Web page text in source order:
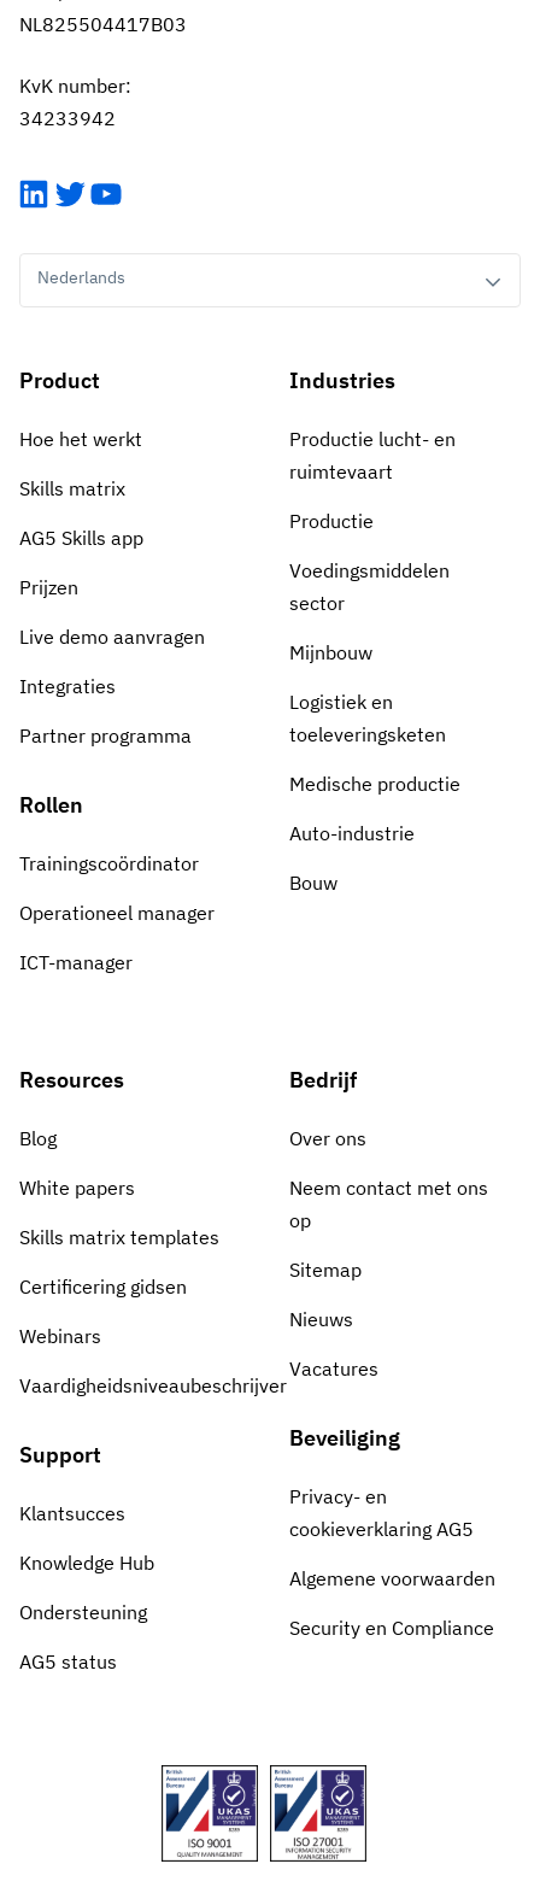
NL825504417B03
KvK number:
34233942
LinkedIn
TwitterYouTube
Nederlands
Product
Hoe het werkt
Skills matrix
AG5 Skills app
Prijzen
Live demo aanvragen
Integraties
Partner programma
Rollen
Trainingscoördinator
Operationeel manager
ICT-manager
Industries
Productie lucht- en
ruimtevaart
Productie
Voedingsmiddelen
sector
Mijnbouw
Logistiek en
toeleveringsketen
Medische productie
Auto-industrie
Bouw
Resources
Blog
White papers
Skills matrix templates
Certificering gidsen
Webinars
Vaardigheidsniveaubeschrijver
Support
Klantsucces
Knowledge Hub
Ondersteuning
AG5 status
Bedrijf
Over ons
Neem contact met ons
op
Sitemap
Nieuws
Vacatures
Beveiliging
Privacy- en
cookieverklaring AG5
Algemene voorwaarden
Security en Compliance